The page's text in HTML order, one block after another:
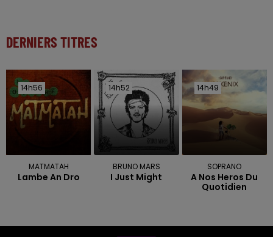
DERNIERS TITRES
14h56
14h56
MATMATAH
Lambe An Dro
14h52
14h52
BRUNO MARS
I Just Might
14h49
14h49
SOPRANO
A Nos Heros Du
Quotidien